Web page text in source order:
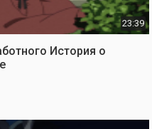
23:39
История о